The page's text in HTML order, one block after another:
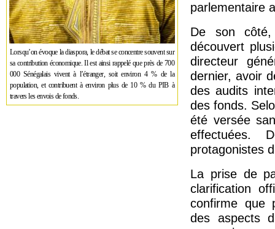
Lorsqu’on évoque la diaspora, le débat se concentre souvent sur
sa contribution économique. Il est ainsi rappelé que près de 700
000 Sénégalais vivent à l’étranger, soit environ 4 % de la
population, et contribuent à environ plus de 10 % du PIB à
travers les envois de fonds.
parlementaire
De son
découvert
directeur
dernier, avoir
des audits
des fonds.
été versée
effectuées.
protagonistes
La prise de
clarification
confirme que
des aspects